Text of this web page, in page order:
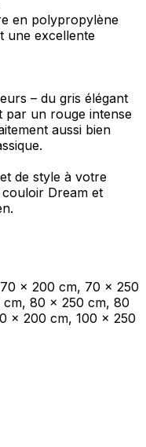
en polypropylène
une excellente
– du gris élégant
par un rouge intense
aussi bien
de style à votre
Dream et
x 200 cm, 70 x 250
80 x 250 cm, 80
x 200 cm, 100 x 250